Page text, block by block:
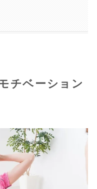
チベーション